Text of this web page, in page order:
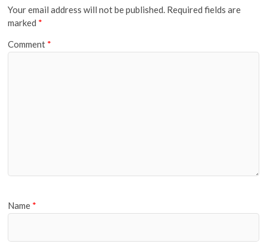
Your email address will not be published. Required fields are
marked *
Comment *
Name *